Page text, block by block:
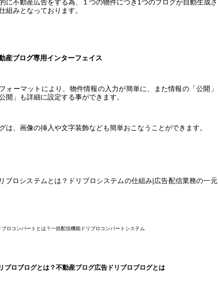
に不動産広告をする為、１つの物件につき1つのブログが自動生成さ
組みとなっております。
産ブログ専用インターフェイス
ォーマットにより、物件情報の入力が簡単に、また情報の「公開」
公開」も詳細に設定する事ができます。
は、画像の挿入や文字装飾なども簡単おこなうことができます。
ブロシステムとは？ ドリブロシステムの仕組み|広告配信業務の一元
ブロコンバートとは？一括配信機能ドリブロコンバートシステム
ブロブログとは？ 不動産ブログ広告ドリブロブログとは